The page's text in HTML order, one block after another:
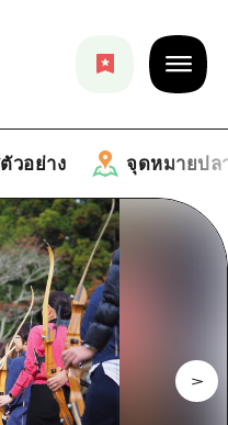
วอย่าง จุดหมายปล
ง